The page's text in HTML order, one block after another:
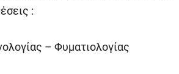
:
– Φυματιολογίας